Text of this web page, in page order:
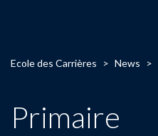
Ecole des Carrières > News >
Primaire